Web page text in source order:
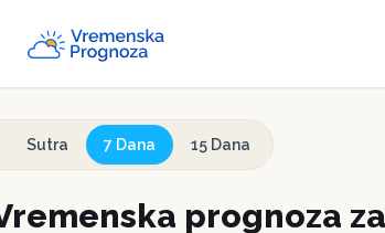
Sutra 7 Dana 15 Dana
prognoza